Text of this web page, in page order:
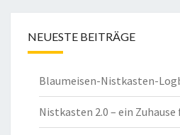
NEUESTE BEITRÄGE
Blaumeisen-Nistkasten-
Nistkasten 2.0 – ein